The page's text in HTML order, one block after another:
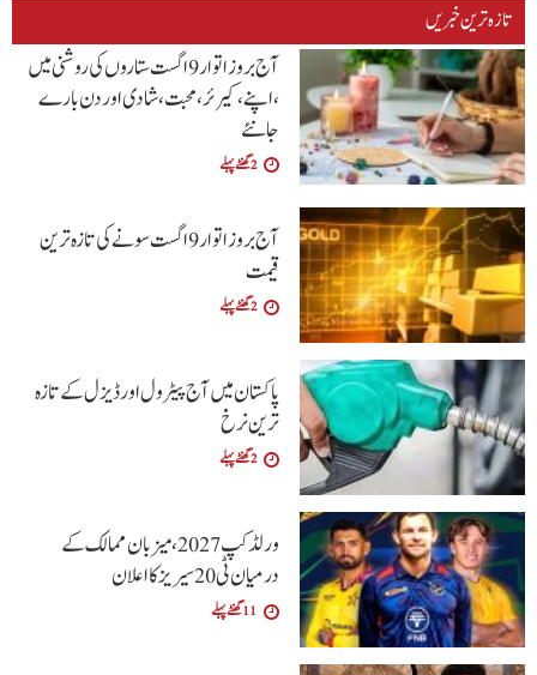
تازہ ترین خبریں
آج بروز اتوار9 اگست ستاروں کی روشنی میں
،اپنے،کیرئر،محبت ،شادی اور دن بارے
جانئے
2 گھنٹے پہلے
آج بروز اتوار 9 اگست سونے کی تازہ ترین
قیمت
2 گھنٹے پہلے
پاکستان میں آج پیٹرول اور ڈیزل کے تازہ
ترین نرخ
2 گھنٹے پہلے
ورلڈ کپ 2027، میزبان ممالک کے
درمیان ٹی20 سیریز کا اعلان
11 گھنٹے پہلے